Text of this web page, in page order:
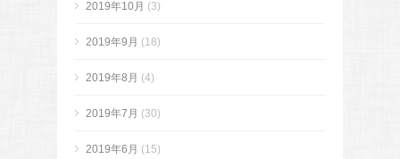
2019年10月 (3)
2019年9月 (18)
2019年8月 (4)
2019年7月 (30)
2019年6月 (15)